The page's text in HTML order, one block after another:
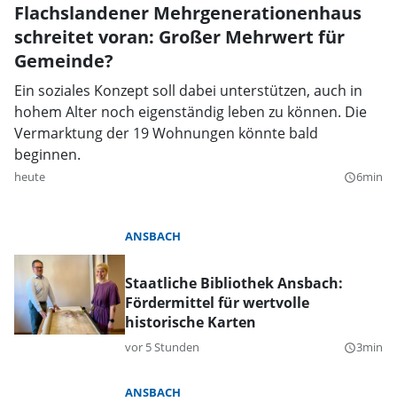
Flachslandener Mehrgenerationenhaus
schreitet voran: Großer Mehrwert für
Gemeinde?
Ein soziales Konzept soll dabei unterstützen, auch in
hohem Alter noch eigenständig leben zu können. Die
Vermarktung der 19 Wohnungen könnte bald
beginnen.
heute query_builder6min
ANSBACH
Staatliche Bibliothek Ansbach:
Fördermittel für wertvolle
historische Karten
vor 5 Stunden query_builder3min
ANSBACH